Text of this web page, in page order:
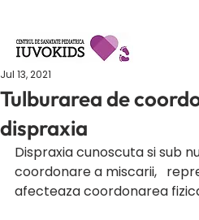
Tulburarea de
dispraxia
Jul 13, 2021
Dispraxia cunoscuta si sub
coordonare a miscarii,
afecteaza coordonarea